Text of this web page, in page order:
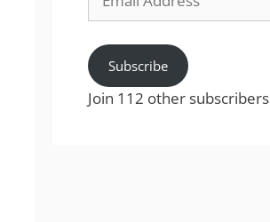
Address
Subscribe
Join 112 other subscribers